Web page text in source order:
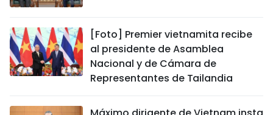
[Foto] Premier vietnamita recibe
al presidente de Asamblea
Nacional y de Cámara de
Representantes de Tailandia